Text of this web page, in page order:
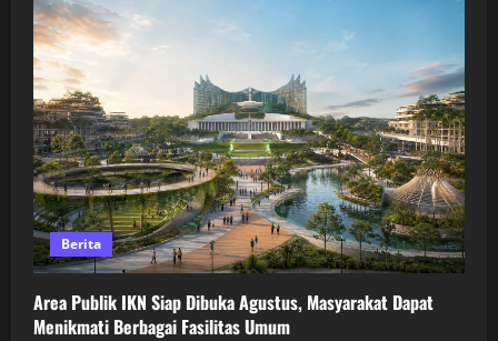
Berita
Area Publik IKN Siap Dibuka Agustus, Masyarakat Dapat
Menikmati Berbagai Fasilitas Umum